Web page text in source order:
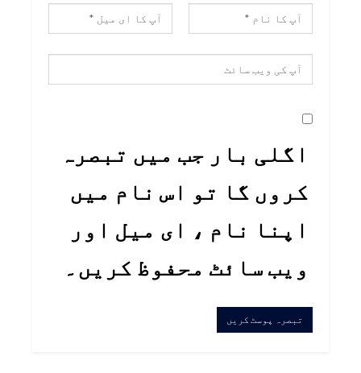
اگلی بار جب میں تبصرہ
کروں گا تو اس نام میں
اپنا نام ، ای میل اور
ویب سائٹ محفوظ کریں۔